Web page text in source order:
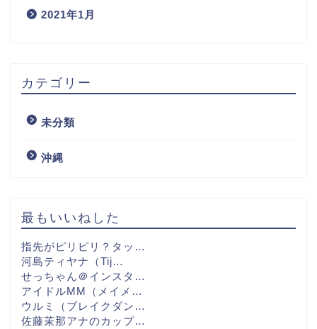
2021年1月
カテゴリー
未分類
沖縄
最もいいねした
指先がピリピリ？タッ…
河島ティヤナ（Tij…
せっちゃん＠インスタ…
アイドルMM（メイメ…
ウルミ（ブレイクダン…
佐藤茉那アナのカップ…